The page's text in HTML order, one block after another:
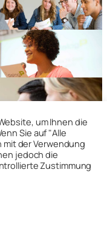
um Ihnen die
Sie auf "Alle
mit der Verwendung
jedoch die
Zustimmung